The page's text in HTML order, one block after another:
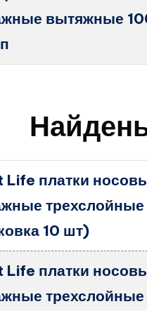
вытяжные
Life платки
трехслойные
10 шт)
Life платки
трехслойные